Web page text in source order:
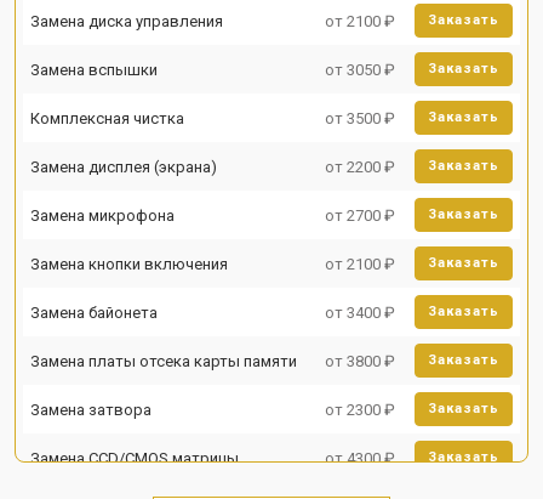
Замена диска управления от 2100 ₽ Заказать
Замена вспышки от 3050 ₽ Заказать
Комплексная чистка от 3500 ₽ Заказать
Замена дисплея (экрана) от 2200 ₽ Заказать
Замена микрофона от 2700 ₽ Заказать
Замена кнопки включения от 2100 ₽ Заказать
Замена байонета от 3400 ₽ Заказать
Замена платы отсека карты памяти от 3800 ₽ Заказать
Замена затвора от 2300 ₽ Заказать
Замена CCD/CMOS матрицы от 4300 ₽ Заказать